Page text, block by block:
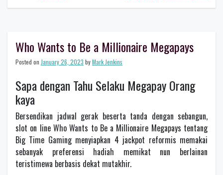
Who Wants to Be a Millionaire Megapays
Posted on January 26, 2023 byMark Jenkins
Sapa dengan Tahu Selaku Megapay Orang
kaya
Bersendikan jadwal gerak beserta tanda dengan sebangun,
slot on line Who Wants to Be a Millionaire Megapays tentang
Big Time Gaming menyiapkan 4 jackpot reformis memakai
sebanyak preferensi hadiah memikat nun berlainan
teristimewa berbasis dekat mutakhir.